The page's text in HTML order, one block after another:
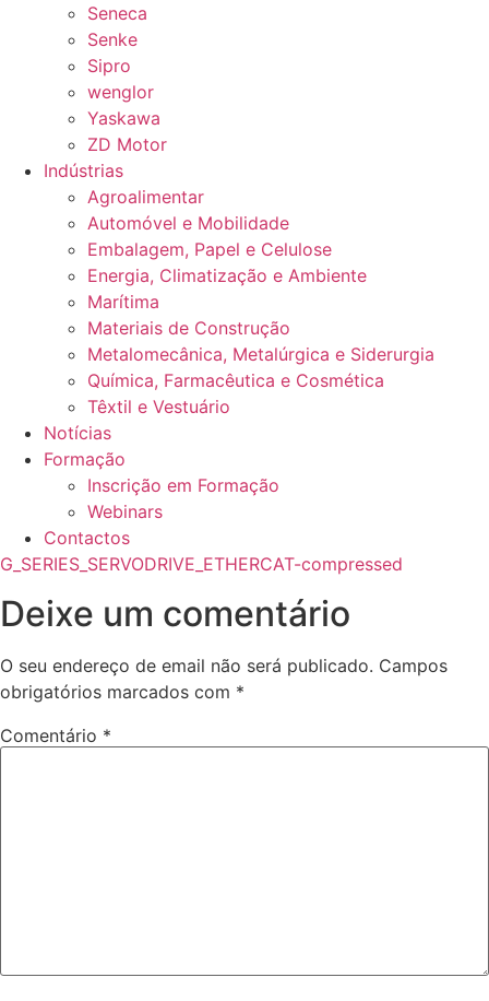
Seneca
Senke
Sipro
wenglor
Yaskawa
ZD Motor
Indústrias
Agroalimentar
Automóvel e Mobilidade
Embalagem, Papel e Celulose
Energia, Climatização e Ambiente
Marítima
Materiais de Construção
Metalomecânica, Metalúrgica e Siderurgia
Química, Farmacêutica e Cosmética
Têxtil e Vestuário
Notícias
Formação
Inscrição em Formação
Webinars
Contactos
G_SERIES_SERVODRIVE_ETHERCAT-compressed
Deixe um comentário
O seu endereço de email não será publicado. Campos
obrigatórios marcados com *
Comentário *